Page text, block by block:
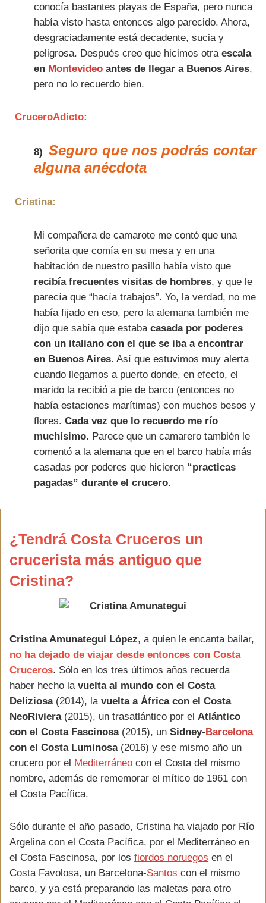
conocía bastantes playas de España, pero nunca
había visto hasta entonces algo parecido. Ahora,
desgraciadamente está decadente, sucia y
peligrosa. Después creo que hicimos otraescala
en Montevideoantes de llegar a Buenos Aires,
pero no lo recuerdo bien.
CruceroAdicto:
8) Seguro que nos podrás contar
alguna anécdota
Cristina:
Mi compañera de camarote me contó que una
señorita que comía en su mesa y en una
habitación de nuestro pasillo había visto que
recibía frecuentes visitas de hombres, y que le
parecía que “hacía trabajos”. Yo, la verdad, no me
había fijado en eso, pero la alemana también me
dijo que sabía que estaba casada por poderes
con un italiano con el que se iba a encontrar
en Buenos Aires. Así que estuvimos muy alerta
cuando llegamos a puerto donde, en efecto, el
marido la recibió a pie de barco (entonces no
había estaciones marítimas) con muchos besos y
flores. Cada vez que lo recuerdo me río
muchísimo. Parece que un camarero también le
comentó a la alemana que en el barco había más
casadas por poderes que hicieron“practicas
pagadas” durante el crucero.
¿Tendrá Costa Cruceros un
crucerista más antiguo que
Cristina?
Cristina Amunategui López, a quien le encanta bailar,
no ha dejado de viajar desde entonces con Costa
Cruceros. Sólo en los tres últimos años recuerda
haber hecho la vuelta al mundo con el Costa
Deliziosa(2014), la vuelta a África con el Costa
NeoRiviera(2015), un trasatlántico por el Atlántico
con el Costa Fascinosa(2015), un Sidney-Barcelona
con el Costa Luminosa(2016) y ese mismo año un
crucero por el Mediterráneo con el Costa del mismo
nombre, además de rememorar el mítico de 1961 con
el Costa Pacífica.
Sólo durante el año pasado, Cristina ha viajado por Río
Argelina con el Costa Pacífica, por el Mediterráneo en
el Costa Fascinosa, por los fiordos noruegos en el
Costa Favolosa, un Barcelona-Santos con el mismo
barco, y ya está preparando las maletas para otro